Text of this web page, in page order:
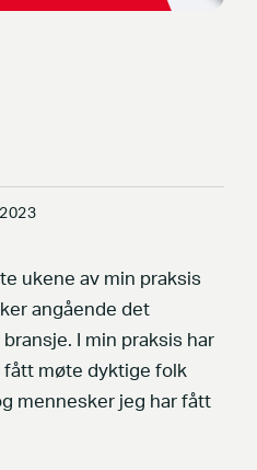
ukene av min praksis
angående det
I min praksis har
møte dyktige folk
mennesker jeg har fått